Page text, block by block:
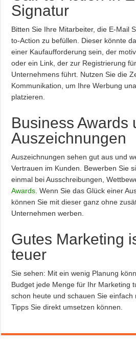
Signatur
Bitten Sie Ihre Mitarbeiter, die E-Mail
to-Action zu befüllen. Dieser könnte
einer Kaufaufforderung sein, der
oder ein Link, der zur Registrierung
Unternehmens führt. Nutzen Sie die
Kommunikation, um Ihre Werbung
platzieren.
Business Awards
Auszeichnungen
Auszeichnungen sehen gut aus und
Vertrauen im Kunden. Bewerben Sie
einmal bei Ausschreibungen,
Awards . Wenn Sie das Glück einer
können Sie mit dieser ganz ohne
Unternehmen werben.
Gutes Marketing
teuer
Sie sehen: Mit ein wenig Planung
Budget jede Menge für Ihr Marketing
schon heute und schauen Sie
Tipps Sie direkt umsetzen können.